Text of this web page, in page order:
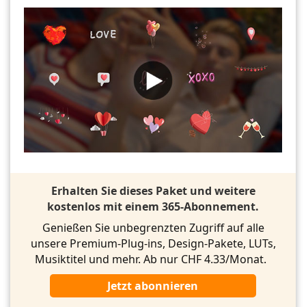
Erhalten Sie dieses Paket und weitere
kostenlos mit einem 365-Abonnement.
Genießen Sie unbegrenzten Zugriff auf alle
unsere Premium-Plug-ins, Design-Pakete, LUTs,
Musiktitel und mehr. Ab nur CHF 4.33/Monat.
Jetzt abonnieren